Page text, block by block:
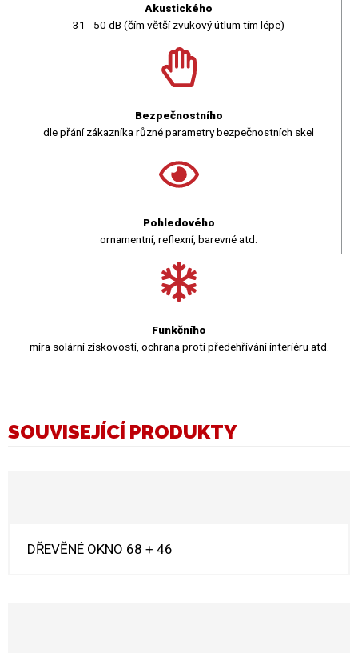
Akustického
31 - 50 dB (čím větší zvukový útlum tím lépe)
Bezpečnostního
dle přání zákazníka různé parametry bezpečnostních skel
Pohledového
ornamentní, reflexní, barevné atd.
Funkčního
míra solárni ziskovosti, ochrana proti předehřívání interiéru atd.
SOUVISEJÍCÍ PRODUKTY
DŘEVĚNÉ OKNO 68 + 46